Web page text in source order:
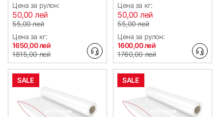
Цена за рулон:
50,00 лей
55,00 лей
Цена за кг:
1650,00 лей
1815,00 лей
Цена за кг:
50,00 лей
55,00 лей
Цена за рулон:
1600,00 лей
1760,00 лей
SALE SALE